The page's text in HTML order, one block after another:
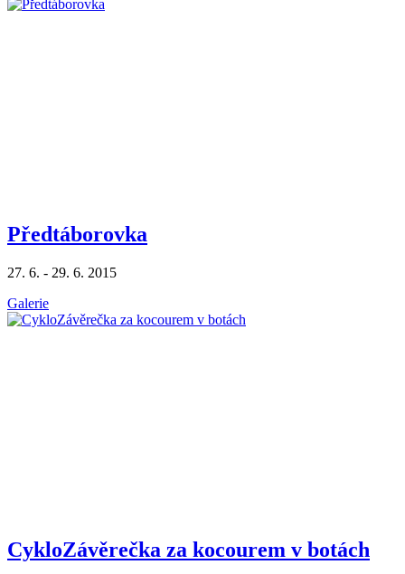
Předtáborovka
27. 6. - 29. 6. 2015
Galerie
CykloZávěrečka za kocourem v botách